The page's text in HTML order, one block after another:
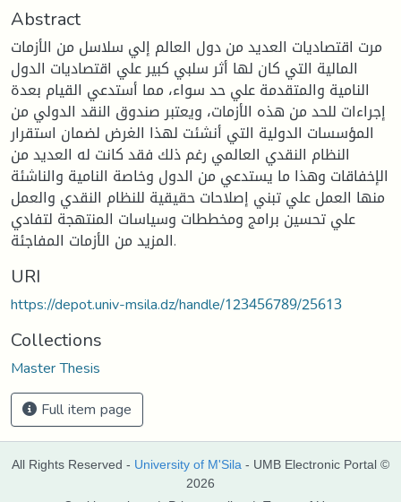
Abstract
مرت اقتصاديات العديد من دول العالم إلي سلاسل من الأزمات
المالية التي كان لها أثر سلبي كبير علي اقتصاديات الدول
النامية والمتقدمة علي حد سواء، مما أستدعي القيام بعدة
إجراءات للحد من هذه الأزمات، ويعتبر صندوق النقد الدولي من
المؤسسات الدولية التي أنشئت لهذا الغرض لضمان استقرار
النظام النقدي العالمي رغم ذلك فقد كانت له العديد من
الإخفاقات وهذا ما يستدعي من الدول وخاصة النامية والناشئة
منها العمل علي تبني إصلاحات حقيقية للنظام النقدي والعمل
علي تحسين برامج ومخططات وسياسات المنتهجة لتفادي
المزيد من الأزمات المفاجئة.
URI
https://depot.univ-msila.dz/handle/123456789/25613
Collections
Master Thesis
Full item page
All Rights Reserved - University of M'Sila - UMB Electronic Portal ©
2026